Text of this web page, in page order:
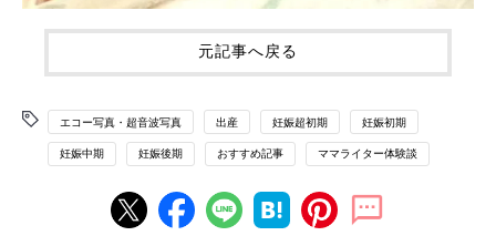
元記事へ戻る
エコー写真・超音波写真 出産 妊娠超初期 妊娠初期
妊娠中期 妊娠後期 おすすめ記事 ママライター体験談